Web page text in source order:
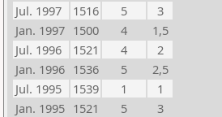
Jul. 1997
1516 5
3
Jan. 1997 1500 4
1,5
Jul. 1996
1521 4
2
Jan. 1996 1536 5
2,5
Jul. 1995
1539 1
1
Jan. 1995 1521 5
3